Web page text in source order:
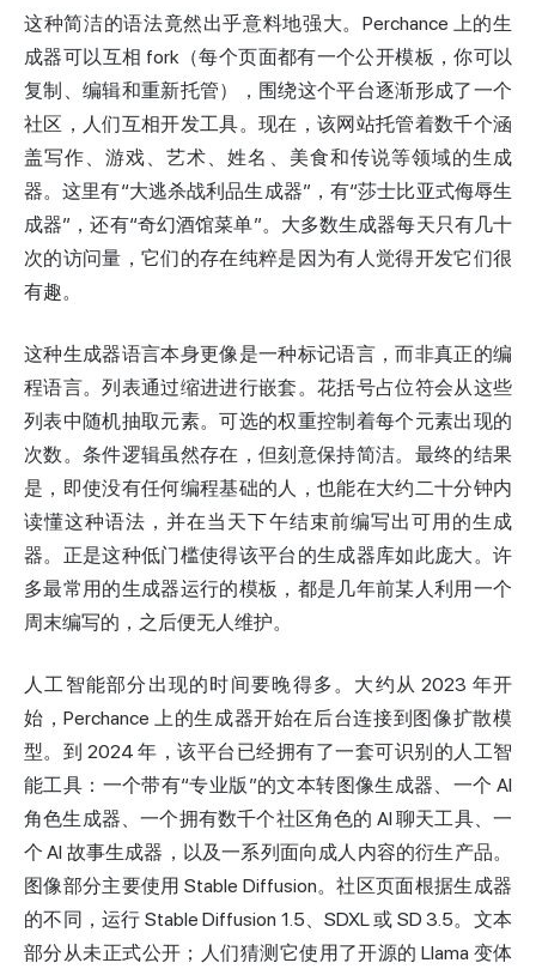
这种简洁的语法竟然出乎意料地强大。Perchance 上的生
成器可以互相 fork（每个页面都有一个公开模板，你可以
复制、编辑和重新托管），围绕这个平台逐渐形成了一个
社区，人们互相开发工具。现在，该网站托管着数千个涵
盖写作、游戏、艺术、姓名、美食和传说等领域的生成
器。这里有“大逃杀战利品生成器”，有“莎士比亚式侮辱生
成器”，还有“奇幻酒馆菜单”。大多数生成器每天只有几十
次的访问量，它们的存在纯粹是因为有人觉得开发它们很
有趣。
这种生成器语言本身更像是一种标记语言，而非真正的编
程语言。列表通过缩进进行嵌套。花括号占位符会从这些
列表中随机抽取元素。可选的权重控制着每个元素出现的
次数。条件逻辑虽然存在，但刻意保持简洁。最终的结果
是，即使没有任何编程基础的人，也能在大约二十分钟内
读懂这种语法，并在当天下午结束前编写出可用的生成
器。正是这种低门槛使得该平台的生成器库如此庞大。许
多最常用的生成器运行的模板，都是几年前某人利用一个
周末编写的，之后便无人维护。
人工智能部分出现的时间要晚得多。大约从 2023 年开
始，Perchance 上的生成器开始在后台连接到图像扩散模
型。到 2024 年，该平台已经拥有了一套可识别的人工智
能工具：一个带有“专业版”的文本转图像生成器 、一个 AI
角色生成器、一个拥有数千个社区角色的 AI 聊天工具、一
个 AI 故事生成器，以及一系列面向成人内容的衍生产品。
图像部分主要使用 Stable Diffusion。社区页面根据生成器
的不同，运行 Stable Diffusion 1.5、SDXL 或 SD 3.5。文本
部分从未正式公开；人们猜测它使用了开源的 Llama 变体